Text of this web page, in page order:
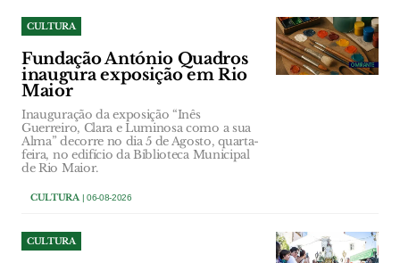
CULTURA
Fundação António Quadros
inaugura exposição em Rio
Maior
Inauguração da exposição “Inês
Guerreiro, Clara e Luminosa como a sua
Alma” decorre no dia 5 de Agosto, quarta-
feira, no edifício da Biblioteca Municipal
de Rio Maior.
CULTURA| 06-08-2026
CULTURA